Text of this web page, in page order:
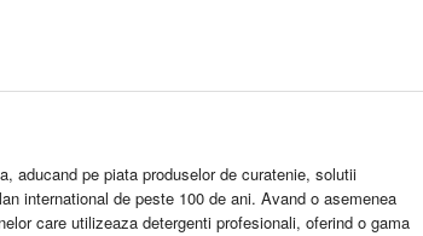
aducand pe piata produselor de curatenie, solutii
international de peste 100 de ani. Avand o asemenea
care utilizeaza detergenti profesionali, oferind o gama